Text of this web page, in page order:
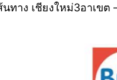
ทาง เชียงใหม่3อาเข